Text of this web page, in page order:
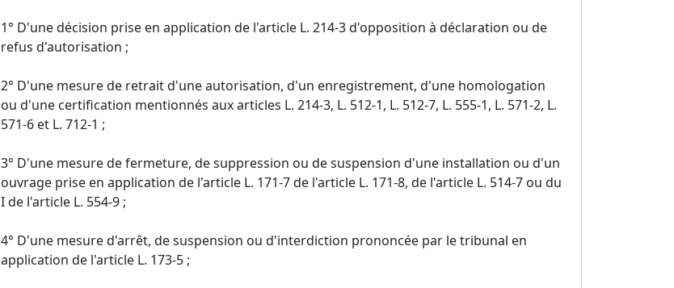
1° D'une décision prise en application de l'article L. 214-3 d'opposition à déclaration ou de
refus d'autorisation ;
2° D'une mesure de retrait d'une autorisation, d'un enregistrement, d'une homologation
ou d'une certification mentionnés aux articles L. 214-3, L. 512-1, L. 512-7, L. 555-1, L. 571-2, L.
571-6 et L. 712-1 ;
3° D'une mesure de fermeture, de suppression ou de suspension d'une installation ou d'un
ouvrage prise en application de l'article L. 171-7 de l'article L. 171-8, de l'article L. 514-7 ou du
I de l'article L. 554-9 ;
4° D'une mesure d'arrêt, de suspension ou d'interdiction prononcée par le tribunal en
application de l'article L. 173-5 ;